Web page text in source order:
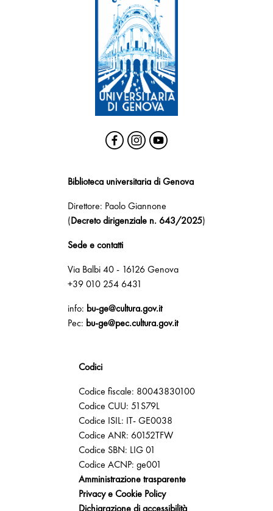
Biblioteca universitaria di Genova
Direttore: Paolo Giannone
(Decreto dirigenziale n. 643/2025)
Sede e contatti
Via Balbi 40 - 16126 Genova
+39 010 254 6431
info: bu-ge@cultura.gov.it
Pec: bu-ge@pec.cultura.gov.it
Codici
Codice fiscale: 80043830100
Codice CUU: 51S79L
Codice ISIL: IT- GE0038
Codice ANR: 60152TFW
Codice SBN: LIG 01
Codice ACNP: ge001
Amministrazione trasparente
Privacy e Cookie Policy
Dichiarazione di accessibilità